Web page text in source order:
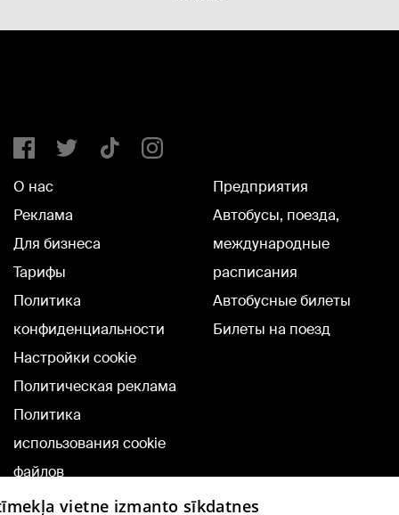
О нас
Реклама
Для бизнеса
Тарифы
Политика
конфиденциальности
Настройки cookie
Политическая реклама
Политика
использования cookie
файлов
Добавление
Предприятия
Автобусы, поезда,
международные
расписания
Автобусные билеты
Билеты на поезд
vietne izmanto sīkdatnes